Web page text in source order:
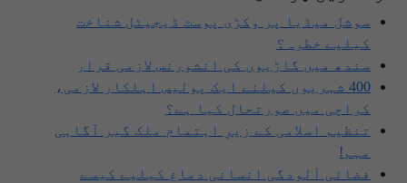
سوشل میڈیا پر وکڑی پوسٹ ڈیجیٹل شناخت
کیلیے خطرہ؟
سندھ میں گاڑیوں کی انشورنس لازمی قرار
400 شہریوں کیلئے ایک پولیس اہلکار لازمی،
کراچی میں صورتحال کیا ہے؟
تنظیم اسلامی کے زیرِ اہتمام ملک گیر آگاہی
مہم!
فضائی آلودگی انسانی دماغ کیلیے کیسے